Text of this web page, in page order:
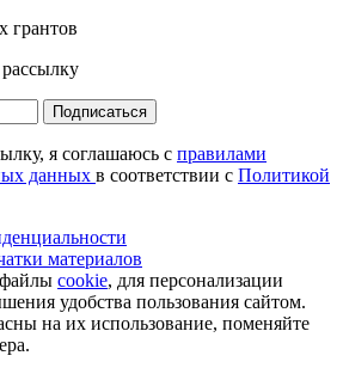
Подписаться
я соглашаюсь с правилами
данных в соответствии с Политикой
материалов
cookie, для персонализации
удобства пользования сайтом.
на их использование, поменяйте